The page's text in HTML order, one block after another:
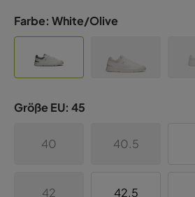
Farbe: White/Olive
Größe EU: 45
40 40.5
42 42.5